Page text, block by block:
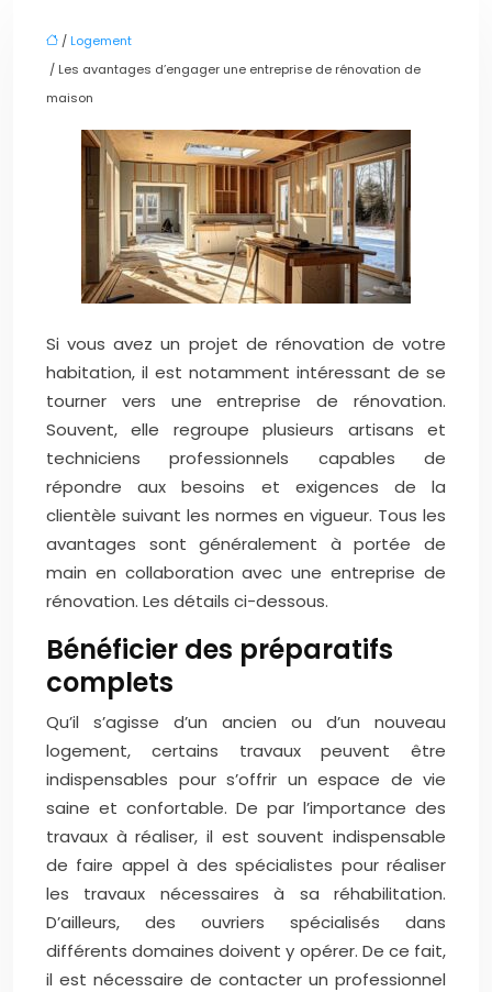
/ Logement
/ Les avantages d’engager une entreprise de rénovation de
maison
Si vous avez un projet de rénovation de votre
habitation, il est notamment intéressant de se
tourner vers une entreprise de rénovation.
Souvent, elle regroupe plusieurs artisans et
techniciens professionnels capables de
répondre aux besoins et exigences de la
clientèle suivant les normes en vigueur. Tous les
avantages sont généralement à portée de
main en collaboration avec une entreprise de
rénovation. Les détails ci-dessous.
Bénéficier des préparatifs
complets
Qu’il s’agisse d’un ancien ou d’un nouveau
logement, certains travaux peuvent être
indispensables pour s’offrir un espace de vie
saine et confortable. De par l’importance des
travaux à réaliser, il est souvent indispensable
de faire appel à des spécialistes pour réaliser
les travaux nécessaires à sa réhabilitation.
D’ailleurs, des ouvriers spécialisés dans
différents domaines doivent y opérer. De ce fait,
il est nécessaire de contacter un professionnel